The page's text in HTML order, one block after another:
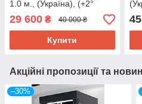
1.0 м., (Україна), (+2°
+10°), Б/у
29 600 ₴ 40 000 ₴
Купити
Акційні пропозиції та
–30%